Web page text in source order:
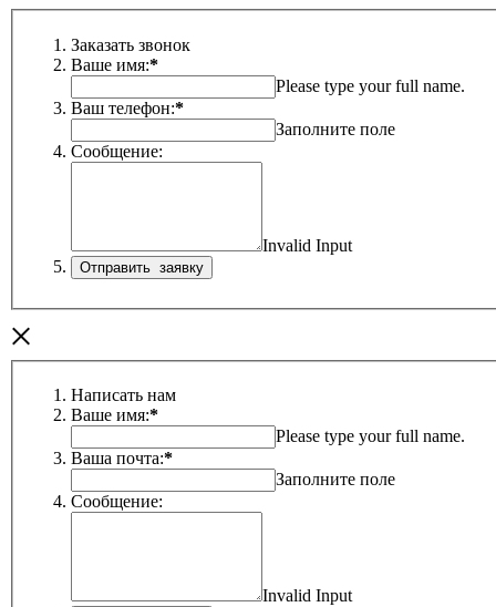
Заказать звонок
Ваше имя:*
Please type your full name.
Ваш телефон:*
Заполните поле
Сообщение:
Invalid Input
×
Написать нам
Ваше имя:*
Please type your full name.
Ваша почта:*
Заполните поле
Сообщение:
Invalid Input